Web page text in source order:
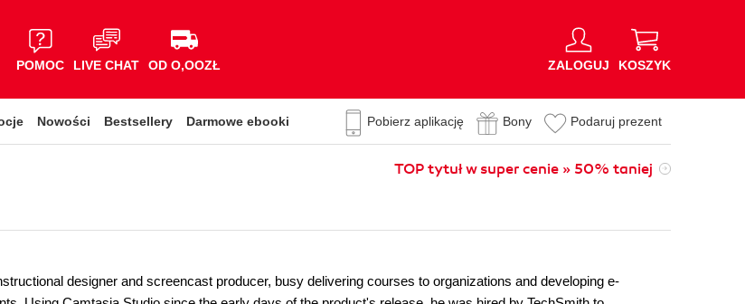
POMOC LIVE CHAT OD O,OOZŁ ZALOGUJ KOSZYK
Nowości Bestsellery Darmowe ebooki Pobierz aplikację Bony Podaruj prezent
TOP tytuł w super cenie » 50% taniej
designer and screencast producer, busy delivering courses to organizations and developing e-